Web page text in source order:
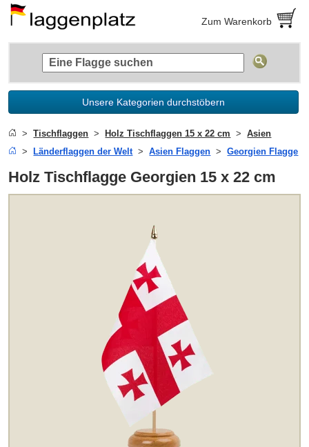
Zum Warenkorb
Unsere Kategorien durchstöbern
Tischflaggen Holz Tischflaggen 15 x 22 cm
Asien
Länderflaggen der Welt
Asien Flaggen Georgien Flagge
Holz Tischflagge Georgien 15 x 22 cm